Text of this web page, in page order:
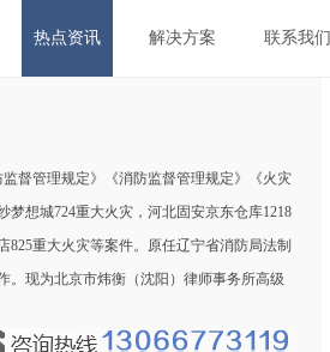
热点资讯 解决方案 联系我们
督管理规定》《消防监督管理规定》《火灾
想城724重大火灾，河北固安京东仓库1218
重大火灾等案件。原任辽宁省消防局法制
。现为北京市炜衡（沈阳）律师事务所高级